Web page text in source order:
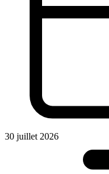
30 juillet 2026